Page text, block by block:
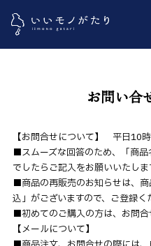
お問い合
【お問合せについて】 平日10
■スムーズな回答のため、「商
でしたらご記入をお願いいたしま
■商品の再販売のお知らせは、
込」がございますので、ご登録く
■初めてのご購入の方は、お問合
【メールについて】